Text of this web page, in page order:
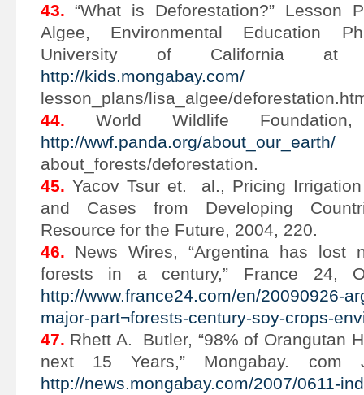
43. “What is Deforestation?” Lesson
Algee, Environmental Education
University of California at
http://kids.mongabay.com/
lesson_plans/lisa_algee/
44. World Wildlife Foundation,
http://wwf.panda.org/about_our_earth/
about_forests/deforestation.
45. Yacov Tsur et. al., Pricing
and Cases from Developing
Resource for the Future, 2004, 220.
46. News Wires, “Argentina has lost
forests in a century,” France 24,
http://www.france24.com/en/20090926-
major-part¬forests-century-soy-crops-
47. Rhett A. Butler, “98% of Orangutan
next 15 Years,” Mongabay. com
http://news.mongabay.com/2007/0611-